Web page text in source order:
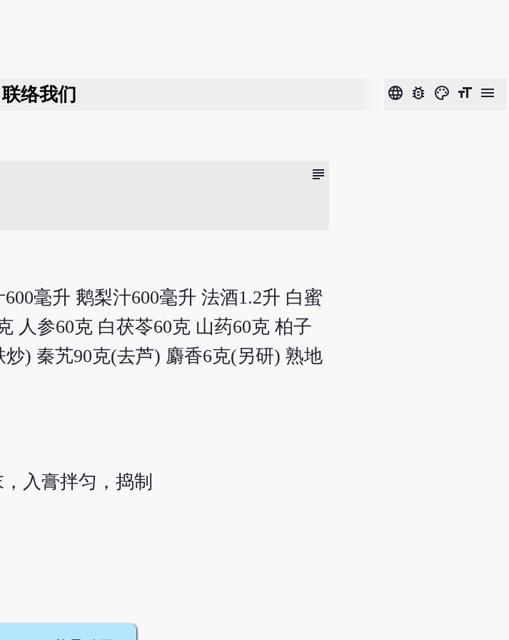
联络我们 language bug_report color_lens format_size menu
subject
毫升 鹅梨汁600毫升 法酒1.2升 白蜜
人参60克 白茯苓60克 山药60克 柏子
) 秦艽90克(去芦) 麝香6克(另研) 熟地
入膏拌匀，捣制